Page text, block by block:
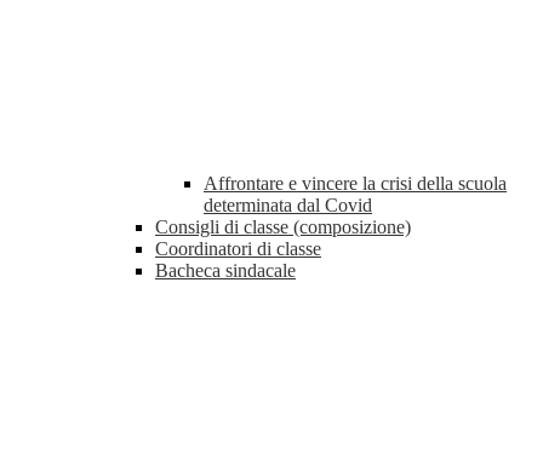
Affrontare e vincere la crisi della scuola
determinata dal Covid
Consigli di classe (composizione)
Coordinatori di classe
Bacheca sindacale